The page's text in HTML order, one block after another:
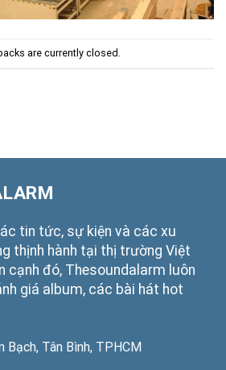
are currently closed.
tin tức, sự kiện và các xu
thịnh hành tại thị trường Việt
cạnh đó, Thesoundalarm luôn
giá album, các bài hát hot
Bạch, Tân Bình, TPHCM